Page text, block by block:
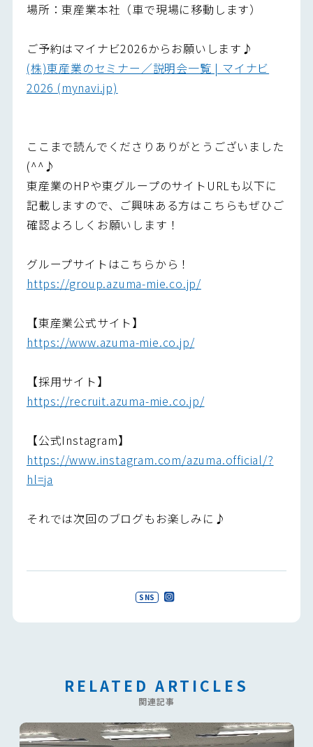
場所：東産業本社（車で現場に移動します）
ご予約はマイナビ2026からお願いします♪
(株)東産業のセミナー／説明会一覧 | マイナビ
2026 (mynavi.jp)
ここまで読んでくださりありがとうございました
(^^♪
東産業のHPや東グループのサイトURLも以下に
記載しますので、ご興味ある方はこちらもぜひご
確認よろしくお願いします！
グループサイトはこちらから！
https://group.azuma-mie.co.jp/
【東産業公式サイト】
https://www.azuma-mie.co.jp/
【採用サイト】
https://recruit.azuma-mie.co.jp/
【公式Instagram】
https://www.instagram.com/azuma.official/?
hl=ja
それでは次回のブログもお楽しみに♪
SNS
RELATED ARTICLES
関連記事